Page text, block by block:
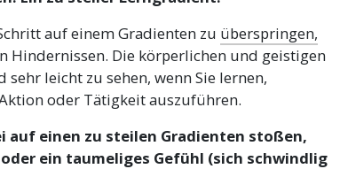
auf einem Gradienten zu überspringen,
Hindernissen. Die körperlichen und geistigen
leicht zu sehen, wenn Sie lernen,
oder Tätigkeit auszuführen.
auf einen zu steilen Gradienten stoßen,
ein taumeliges Gefühl (sich schwindlig